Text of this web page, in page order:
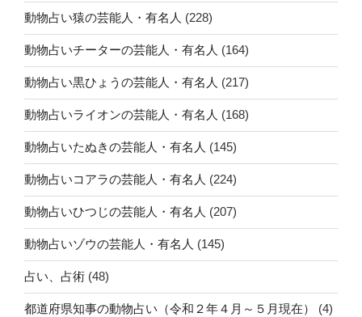
動物占い猿の芸能人・有名人 (228)
動物占いチーターの芸能人・有名人 (164)
動物占い黒ひょうの芸能人・有名人 (217)
動物占いライオンの芸能人・有名人 (168)
動物占いたぬきの芸能人・有名人 (145)
動物占いコアラの芸能人・有名人 (224)
動物占いひつじの芸能人・有名人 (207)
動物占いゾウの芸能人・有名人 (145)
占い、占術 (48)
都道府県知事の動物占い（令和２年４月～５月現在） (4)